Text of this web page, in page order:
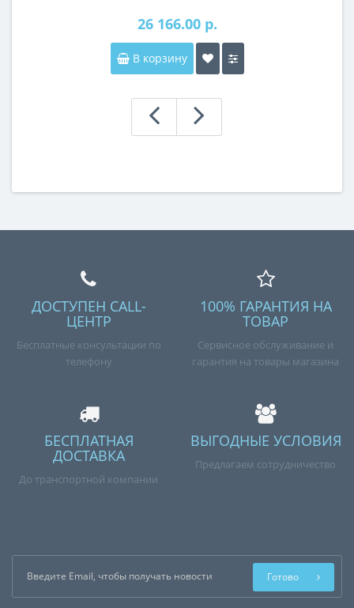
26 166.00 р.
В корзину
ДОСТУПЕН CALL-
ЦЕНТР
Бесплатные консультации по
телефону
100% ГАРАНТИЯ НА
ТОВАР
Сервисное обслуживание и
гарантия на товары магазина
БЕСПЛАТНАЯ
ДОСТАВКА
До транспортной компании
ВЫГОДНЫЕ УСЛОВИЯ
Предлагаем сотрудничество
Готово